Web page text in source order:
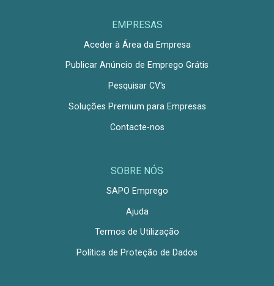
EMPRESAS
Aceder à Área da Empresa
Publicar Anúncio de Emprego Grátis
Pesquisar CV's
Soluções Premium para Empresas
Contacte-nos
SOBRE NÓS
SAPO Emprego
Ajuda
Termos de Utilização
Política de Proteção de Dados